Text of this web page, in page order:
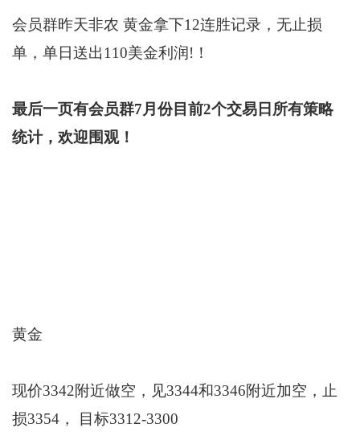
会员群昨天非农 黄金拿下12连胜记录，无止损
单，单日送出110美金利润!！
最后一页有会员群7月份目前2个交易日所有策略
统计，欢迎围观！
黄金
现价3342附近做空，见3344和3346附近加空，止
损3354， 目标3312-3300